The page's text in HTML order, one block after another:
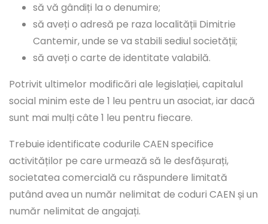
să vă gândiți la o denumire;
să aveți o adresă pe raza localității Dimitrie
Cantemir, unde se va stabili sediul societății;
să aveți o carte de identitate valabilă.
Potrivit ultimelor modificări ale legislației, capitalul
social minim este de 1 leu pentru un asociat, iar dacă
sunt mai mulți câte 1 leu pentru fiecare.
Trebuie identificate codurile CAEN specifice
activităților pe care urmează să le desfășurați,
societatea comercială cu răspundere limitată
putând avea un număr nelimitat de coduri CAEN și un
număr nelimitat de angajați.